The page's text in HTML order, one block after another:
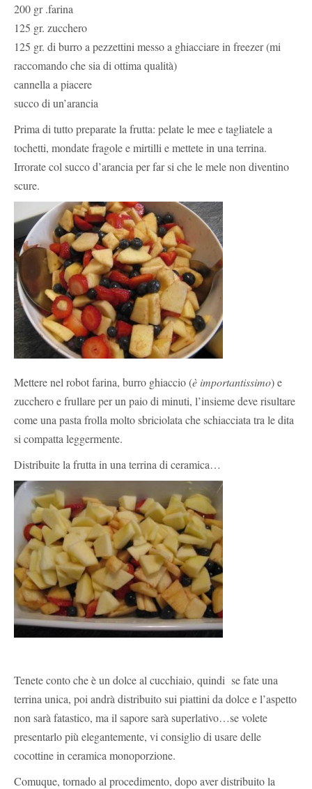
200 gr .farina
125 gr. zucchero
125 gr. di burro a pezzettini messo a ghiacciare in freezer (mi
raccomando che sia di ottima qualità)
cannella a piacere
succo di un’arancia
Prima di tutto preparate la frutta: pelate le mee e tagliatele a
tochetti, mondate fragole e mirtilli e mettete in una terrina.
Irrorate col succo d’arancia per far si che le mele non diventino
scure.
Mettere nel robot farina, burro ghiaccio (è importantissimo) e
zucchero e frullare per un paio di minuti, l’insieme deve risultare
come una pasta frolla molto sbriciolata che schiacciata tra le dita
si compatta leggermente.
Distribuite la frutta in una terrina di ceramica…
Tenete conto che è un dolce al cucchiaio, quindi se fate una
terrina unica, poi andrà distribuito sui piattini da dolce e l’aspetto
non sarà fatastico, ma il sapore sarà superlativo…se volete
presentarlo più elegantemente, vi consiglio di usare delle
cocottine in ceramica monoporzione.
Comuque, tornado al procedimento, dopo aver distribuito la